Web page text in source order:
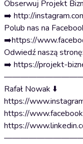
Obserwuj Projekt
➡️ ⁠http://
Polub nas na
➡️⁠⁠⁠https://
Odwiedź naszą stronę:
➡️ ⁠https://projekt-
Rafał Nowak ⬇️
⁠https://
⁠⁠⁠https://
⁠⁠⁠https://